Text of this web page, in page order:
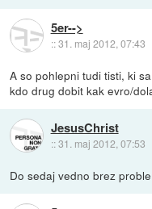
5er-->
::31. maj 2012, 07:43
A so pohlepni tudi tisti, ki
kdo drug dobit kak evro/
JesusChrist
::31. maj 2012, 07:53
Do sedaj vedno brez